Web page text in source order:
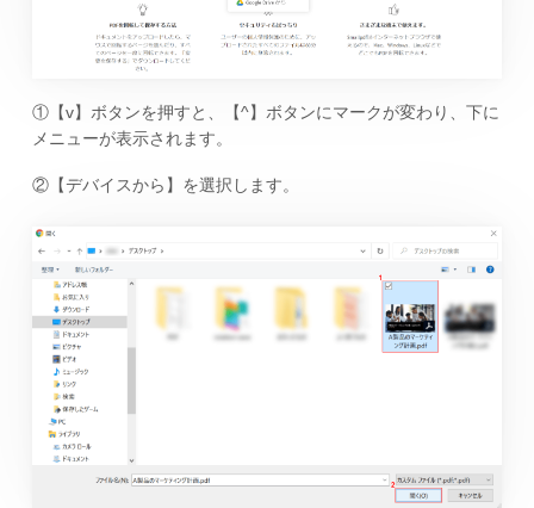
①【v】ボタンを押すと、【^】ボタンにマークが変わり、下に
メニューが表示されます。
②【デバイスから】を選択します。